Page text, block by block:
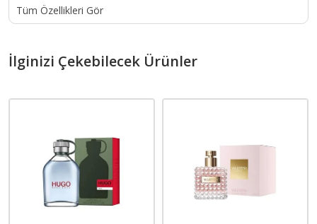
Tüm Özellikleri Gör
İlginizi Çekebilecek Ürünler